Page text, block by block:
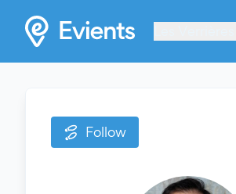
Follow